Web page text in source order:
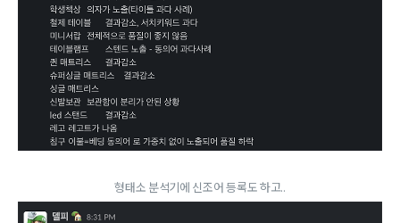
형태소 분석기에 신조어 등록도 하고..